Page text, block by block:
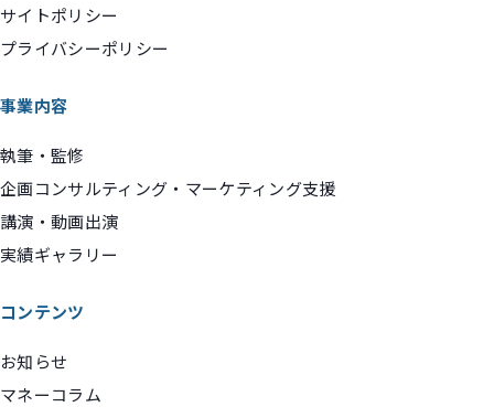
サイトポリシー
プライバシーポリシー
事業内容
執筆・監修
企画コンサルティング・マーケティング支援
講演・動画出演
実績ギャラリー
コンテンツ
お知らせ
マネーコラム